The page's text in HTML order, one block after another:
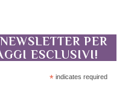
PER
ESCLUSIVI!
* indicates required